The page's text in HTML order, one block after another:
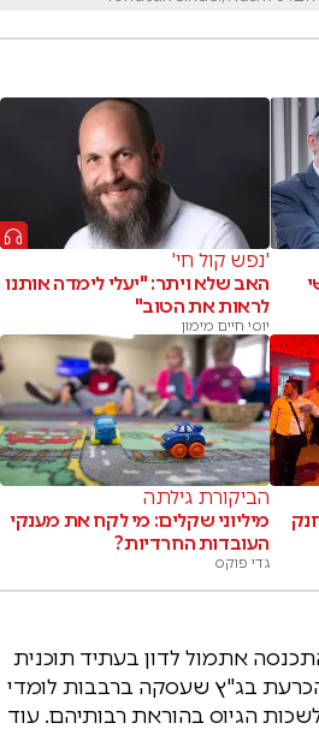
'נפש קול חי'
האב שלא ויתר: "יעלי לימדה אותנו
לראות את הטוב"
יוסי חיים מימון
הביקורת גילתה
מיליוני שקלים: מי לקח את מענקי
העובדות החרדיות?
גדי פוקס
אתמול לדון בעתיד תוכנית
בג"ץ שעסקה ברבבות לומדי
הגיוס בהוראת רבותיהם. עוד